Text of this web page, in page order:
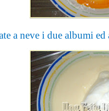
a neve i due albumi